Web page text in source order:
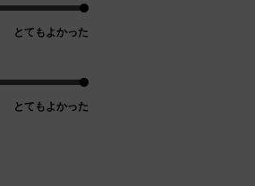
とてもよかった
とてもよかった